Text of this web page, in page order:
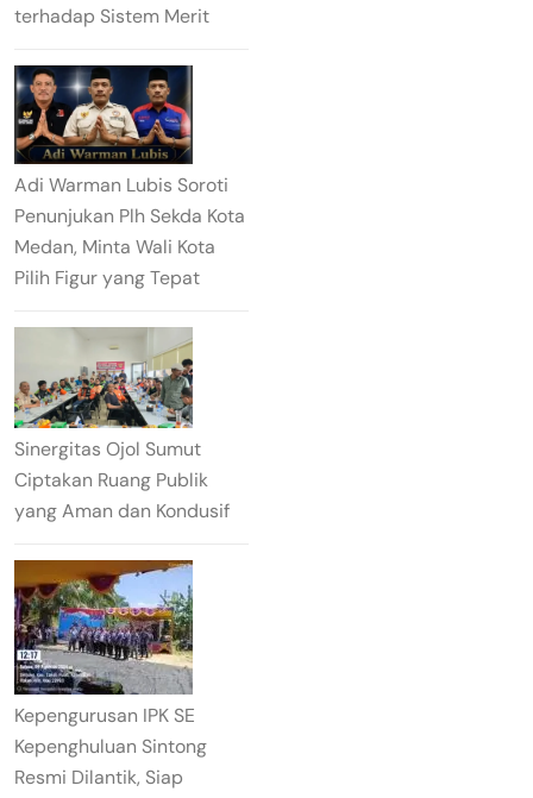
terhadap Sistem Merit
Adi Warman Lubis Soroti
Penunjukan Plh Sekda Kota
Medan, Minta Wali Kota
Pilih Figur yang Tepat
Sinergitas Ojol Sumut
Ciptakan Ruang Publik
yang Aman dan Kondusif
Kepengurusan IPK SE
Kepenghuluan Sintong
Resmi Dilantik, Siap